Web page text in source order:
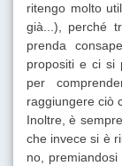
ritengo molto
già...), perché
prenda
propositi e ci si
per
raggiungere ciò
Inoltre, è
che invece si è
no,